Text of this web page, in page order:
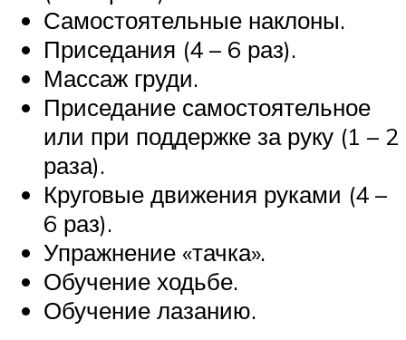
Самостоятельные наклоны.
Приседания (4 – 6 раз).
Массаж груди.
Приседание самостоятельное
или при поддержке за руку (1 – 2
раза).
Круговые движения руками (4 –
6 раз).
Упражнение «тачка».
Обучение ходьбе.
Обучение лазанию.